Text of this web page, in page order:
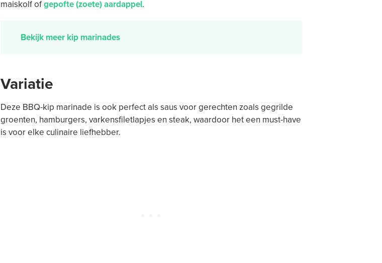
maiskolf ofgepofte (zoete) aardappel.
Bekijk meer kip marinades
Variatie
Deze BBQ-kip marinade is ook perfect als saus voor gerechten zoals gegrilde
groenten, hamburgers, varkensfiletlapjes en steak, waardoor het een must-have
is voor elke culinaire liefhebber.